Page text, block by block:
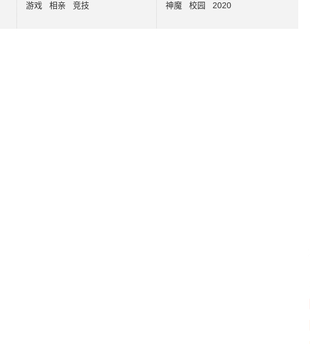
游戏
相亲 竞技
神魔
校园 2020